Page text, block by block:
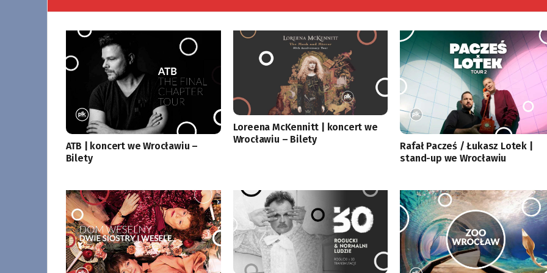
ATB | koncert we Wrocławiu –
Bilety
Loreena McKennitt | koncert we
Wrocławiu – Bilety
Rafał Pacześ / Łukasz Lotek |
stand-up we Wrocławiu